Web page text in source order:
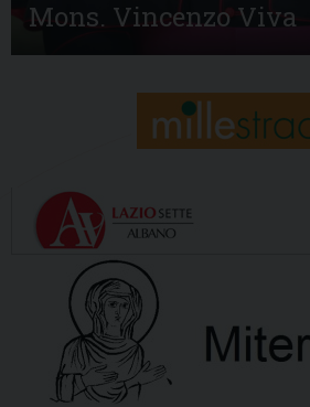
Mons. Vincenzo Viva